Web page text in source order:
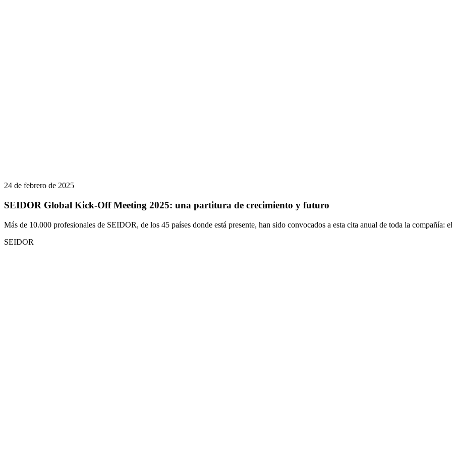
24 de febrero de 2025
SEIDOR Global Kick-Off Meeting 2025: una partitura de crecimiento y futuro
Más de 10.000 profesionales de SEIDOR, de los 45 países donde está presente, han sido convocados a esta cita anual de toda la
SEIDOR